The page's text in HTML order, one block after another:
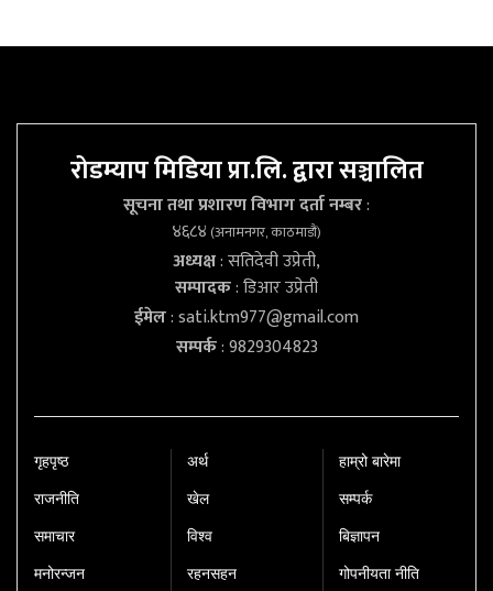
रोडम्याप मिडिया प्रा.लि. द्वारा सञ्चालित
सूचना तथा प्रशारण विभाग दर्ता नम्बर:
४६८४(अनामनगर, काठमाडौं)
अध्यक्ष: सतिदेवी उप्रेती,
सम्पादक: डिआर उप्रेती
ईमेल:sati.ktm977@gmail.com
सम्पर्क: 9829304823
गृहपृष्‍ठ
राजनीति
समाचार
मनोरन्जन
अर्थ
खेल
विश्व
रहनसहन
हाम्रो बारेमा
सम्पर्क
बिज्ञापन
गोपनीयता नीति